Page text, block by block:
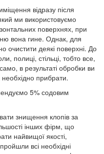
відразу після
ми використовуємо
поверхнях, при
вона гине. Однак, для
очистити деякі поверхні. До
полиці, стільці, тобто все,
в результаті обробки ви
необхідно прибрати.
5% содовим
знищення клопів за
інших фірм, що
найвищої якості,
всі необхідні